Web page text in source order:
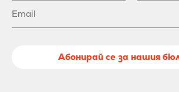
Абонирай се за нашия